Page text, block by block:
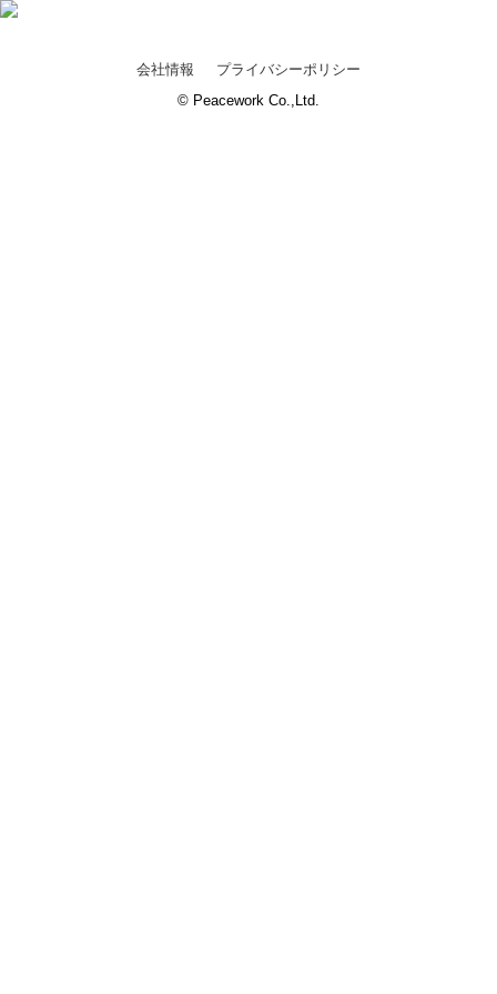
会社情報
プライバシーポリシー
© Peacework Co.,Ltd.